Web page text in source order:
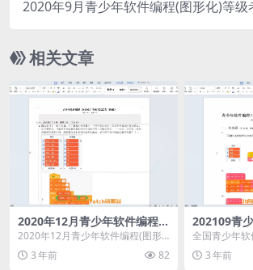
2020年9月青少年软件编程(图形化)等级
相关文章
2020年12月青少年软件编程
(图形化)等级考试试卷四级(含
答案)
2020年12月青少年软件编程(图形
化)等级考试试卷四级(含答案)
3 年前 82
202109青
化)等级考
全国青少年软
中国电子学会
件编程能力水
3 年前